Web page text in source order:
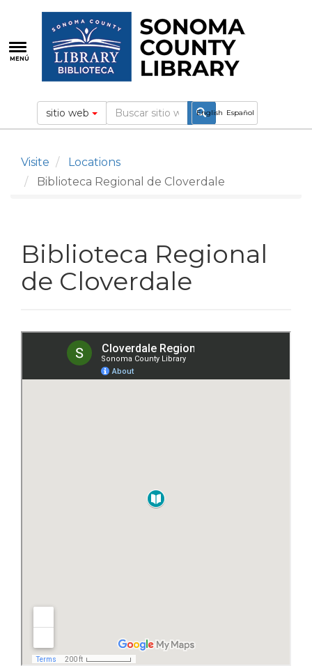
contenido
principal
MENÚ
English Español
sitio web
Visite
Locations
Biblioteca Regional de Cloverdale
Biblioteca Regional
de Cloverdale